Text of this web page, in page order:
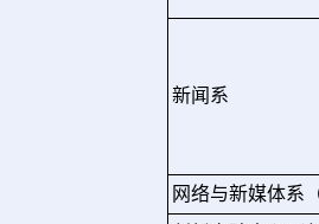
新闻系
网络与新媒体系